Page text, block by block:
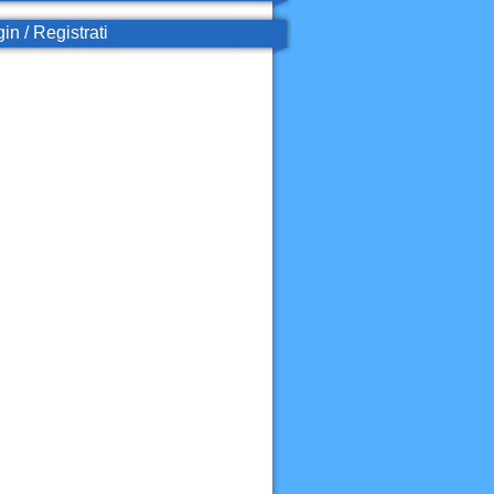
/ Registrati